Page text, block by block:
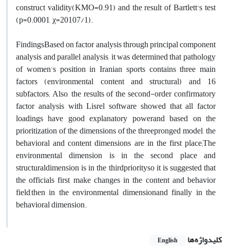
construct validity(KMO=0.91) and the result of Bartlett's test
(p=0.0001, χ=20107/1).
FindingsBased on factor analysis through principal component
analysis and parallel analysis, it was determined that pathology
of women's position in Iranian sports contains three main
factors (environmental content and structural) and 16
subfactors; Also, the results of the second-order confirmatory
factor analysis with Lisrel software showed that all factor
loadings have good explanatory powerand based on the
prioritization of the dimensions of the threepronged model, the
behavioral and content dimensions are in the first place;The
environmental dimension is in the second place and
structuraldimension is in the thirdpriorityso it is suggested that
the officials first make changes in the content and behavior
field,then in the environmental dimensionand finally in the
behavioral dimension.
کلیدواژه‌ها English